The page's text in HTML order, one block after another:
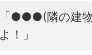
「●●●(隣の建
よ！」